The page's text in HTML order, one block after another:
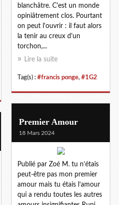
blanchâtre. C'est un monde
opiniâtrement clos. Pourtant
on peut l'ouvrir : il faut alors
la tenir au creux d'un
torchon,...
Lire la suite
Tag(s) : #francis ponge, #1G2
Premier Amour
18 Mars 2024
Publié par Zoé M. tu n’étais
peut-être pas mon premier
amour mais tu étais l’amour
qui a rendu toutes les autres